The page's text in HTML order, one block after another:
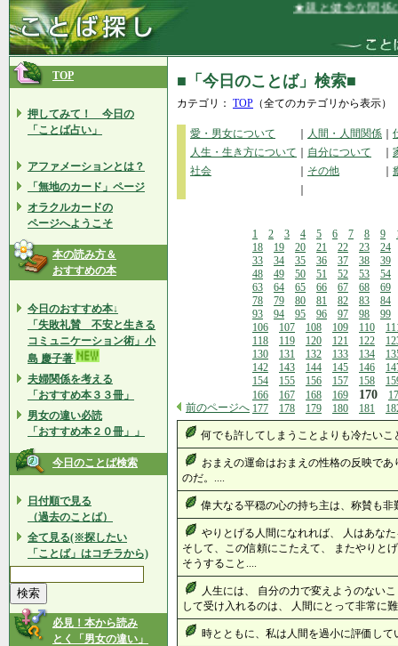
★親と健全な関係に
TOP
押してみて！ 今日の
「ことば占い」
アファメーションとは？
「無地のカード」ページ
オラクルカードの
ページへようこそ
本の読み方＆
おすすめの本
今日のおすすめ本↓
「失敗礼賛 不安と生きる
コミュニケーション術」小
島 慶子著
夫婦関係を考える
「おすすめ本３３冊」
男女の違い必読
「おすすめ本２０冊」」
今日のことば検索
日付順で見る
（過去のことば）
全て見る(※探したい
「ことば」はコチラから)
必見！本から読み
とく「男女の違い」
■「今日のことば」検索■
カテゴリ： TOP （全てのカテゴリから表示）
愛・男女について 人間・人間関係
人生・生き方について
自分について
社会
その他
前のページへ
1 2 3 4 5 6 7 8 9
18
19 20 21 22 23
24
33
34 35 36 37 38
39
48
49 50 51 52 53
54
63
64 65 66 67 68
69
78
79 80 81 82 83
84
93
94 95 96 97 98
99
106
107 108 109 110
118
119 120 121 122
130
131 132 133 134
142
143 144 145 146
154
155 156 157 158
166
167 168 169 170
177
178 179 180 181
何でも許してしまうことよりも冷たい
おまえの運命はおまえの性格の反映で
のだ。....
偉大なる平穏の心の持ち主は、称賛も
やりとげる人間になれれば、 人はあな
そして、この信頼にこたえて、 またやりと
そうすること....
人生には、 自分の力で変えようのない
して受け入れるのは、 人間にとって非常に
時とともに、私は人間を過小に評価し